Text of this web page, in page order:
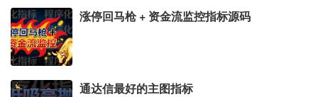
涨停回马枪 + 资金流监控指标源码
通达信最好的主图指标